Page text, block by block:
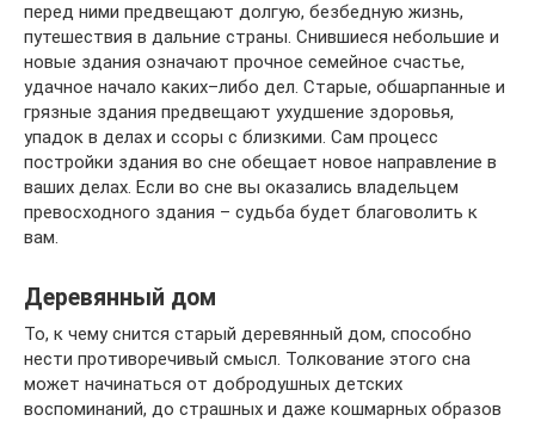
перед ними предвещают долгую, безбедную жизнь,
путешествия в дальние страны. Снившиеся небольшие и
новые здания означают прочное семейное счастье,
удачное начало каких–либо дел. Старые, обшарпанные и
грязные здания предвещают ухудшение здоровья,
упадок в делах и ссоры с близкими. Сам процесс
постройки здания во сне обещает новое направление в
ваших делах. Если во сне вы оказались владельцем
превосходного здания – судьба будет благоволить к
вам.
Деревянный дом
То, к чему снится старый деревянный дом, способно
нести противоречивый смысл. Толкование этого сна
может начинаться от добродушных детских
воспоминаний, до страшных и даже кошмарных образов